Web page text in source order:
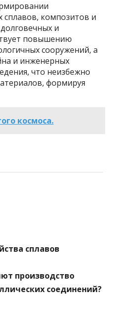
сплавов, композитов и
и
повышению
сооружений, а
и инженерных
что неизбежно
формируя
космоса.
сплавов
производство
соединений?